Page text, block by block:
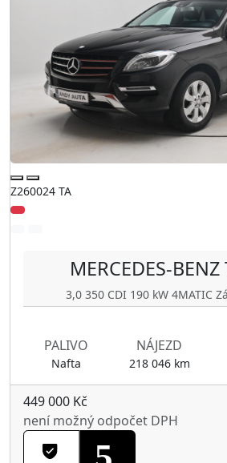
Z260024 TA
MERCEDES-BENZ
3,0 350 CDI 190 kW 4MATIC
PALIVO
Nafta
NÁJEZD
218 046 km
449 000 Kč
není možný odpočet DPH